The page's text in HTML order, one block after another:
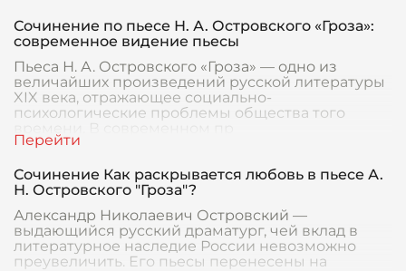
Сочинение по пьесе Н. А. Островского «Гроза»:
современное видение пьесы
Пьеса Н. А. Островского «Гроза» — одно из
величайших произведений русской литературы
XIX века, отражающее социально-
психологические проблемы общества того
времени. В современном пр
Сочинение Как раскрывается любовь в пьесе А.
Н. Островского "Гроза"?
Александр Николаевич Островский —
выдающийся русский драматург, чей вклад в
литературное наследие России невозможно
преувеличить. Его пьесы перенесены на